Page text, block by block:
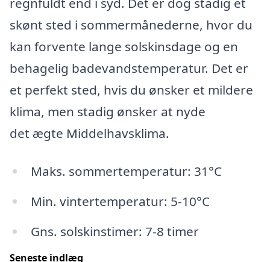
skønt sted i sommermånederne, hvor du
kan forvente lange solskinsdage og en
behagelig badevandstemperatur. Det er
et perfekt sted, hvis du ønsker et mildere
klima, men stadig ønsker at nyde
det ægte Middelhavsklima.
Maks. sommertemperatur: 31°C
Min. vintertemperatur: 5-10°C
Gns. solskinstimer: 7-8 timer
Seneste indlæg